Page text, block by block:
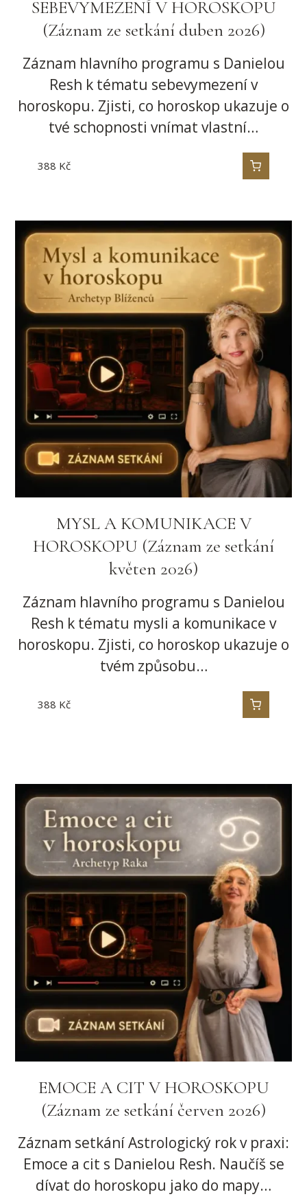
SEBEVYMEZENÍ V HOROSKOPU
(Záznam ze setkání duben 2026)
Záznam hlavního programu s Danielou
Resh k tématu sebevymezení v
horoskopu. Zjisti, co horoskop ukazuje o
tvé schopnosti vnímat vlastní…
388 Kč
MYSL A KOMUNIKACE V
HOROSKOPU (Záznam ze setkání
květen 2026)
Záznam hlavního programu s Danielou
Resh k tématu mysli a komunikace v
horoskopu. Zjisti, co horoskop ukazuje o
tvém způsobu…
388 Kč
EMOCE A CIT V HOROSKOPU
(Záznam ze setkání červen 2026)
Záznam setkání Astrologický rok v praxi:
Emoce a cit s Danielou Resh. Naučíš se
dívat do horoskopu jako do mapy…